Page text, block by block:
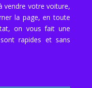
vendre votre voiture,
la page, en toute
on vous fait une
rapides et sans